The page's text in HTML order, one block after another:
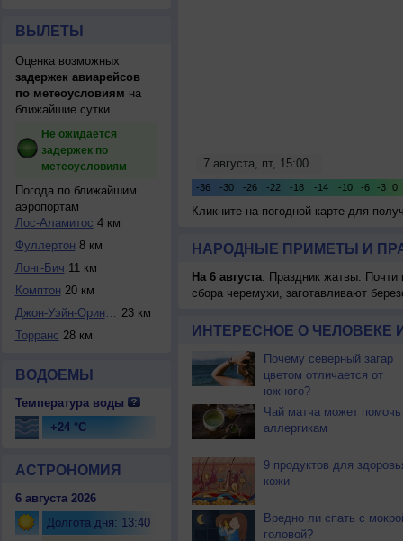
ВЫЛЕТЫ
Оценка возможных
задержек авиарейсов
по метеоусловиям на
ближайшие сутки
Не ожидается
задержек по
метеоусловиям
Погода по ближайшим
аэропортам
Лос-Аламитос 4 км
Фуллертон 8 км
Лонг-Бич 11 км
Комптон 20 км
Джон-Уэйн-Ориндж 23 км
Торранс 28 км
ВОДОЕМЫ
Температура воды
+24 °C
АСТРОНОМИЯ
6 августа 2026
Долгота дня: 13:40
Кликните на погодной карте для
НАРОДНЫЕ ПРИМЕТЫ И
На 6 августа: Праздник жатвы. Почти
сбора черемухи, заготавливают
ИНТЕРЕСНОЕ О ЧЕЛОВЕКЕ
Почему северный загар
цветом отличается от
южного?
Чай матча может помочь
аллергикам
9 продуктов для
кожи
Вредно ли спать с
головой?